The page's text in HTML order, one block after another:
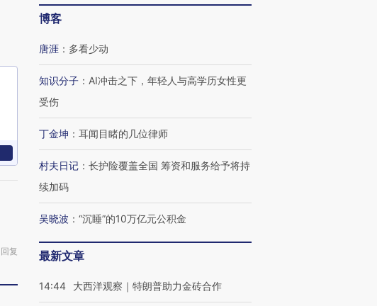
回复
博客
唐涯 ： 多看少动
知识分子 ： AI冲击之下，年轻人与高学历女性更
受伤
丁金坤 ： 耳闻目睹的几位律师
村夫日记 ： 长护险覆盖全国 筹资和服务给予将持
续加码
吴晓波 ： “沉睡”的10万亿元公积金
最新文章
14:44 大西洋观察｜特朗普助力金砖合作